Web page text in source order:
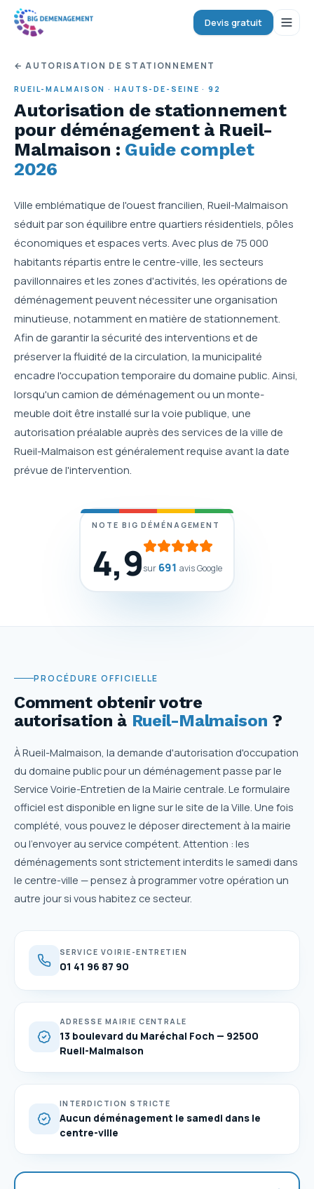
Devis gratuit
← AUTORISATION DE STATIONNEMENT
RUEIL-MALMAISON ·HAUTS-DE-SEINE ·92
Autorisation de stationnement
pour déménagement à Rueil-
Malmaison : Guide complet
2026
Ville emblématique de l'ouest francilien, Rueil-Malmaison
séduit par son équilibre entre quartiers résidentiels, pôles
économiques et espaces verts. Avec plus de 75 000
habitants répartis entre le centre-ville, les secteurs
pavillonnaires et les zones d'activités, les opérations de
déménagement peuvent nécessiter une organisation
minutieuse, notamment en matière de stationnement.
Afin de garantir la sécurité des interventions et de
préserver la fluidité de la circulation, la municipalité
encadre l'occupation temporaire du domaine public. Ainsi,
lorsqu'un camion de déménagement ou un monte-
meuble doit être installé sur la voie publique, une
autorisation préalable auprès des services de la ville de
Rueil-Malmaison est généralement requise avant la date
prévue de l'intervention.
NOTE BIG DÉMÉNAGEMENT
4,9sur691 avis Google
PROCÉDURE OFFICIELLE
Comment obtenir votre
autorisation à Rueil-Malmaison ?
À Rueil-Malmaison, la demande d'autorisation d'occupation
du domaine public pour un déménagement passe par le
Service Voirie-Entretien de la Mairie centrale. Le formulaire
officiel est disponible en ligne sur le site de la Ville. Une fois
complété, vous pouvez le déposer directement à la mairie
ou l'envoyer au service compétent. Attention : les
déménagements sont strictement interdits le samedi dans
le centre-ville — pensez à programmer votre opération un
autre jour si vous habitez ce secteur.
SERVICE VOIRIE-ENTRETIEN
01 41 96 87 90
ADRESSE MAIRIE CENTRALE
13 boulevard du Maréchal Foch — 92500
Rueil-Malmaison
INTERDICTION STRICTE
Aucun déménagement le samedi dans le
centre-ville